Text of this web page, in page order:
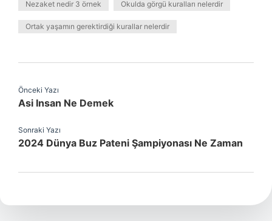
Nezaket nedir 3 örnek Okulda görgü kuralları nelerdir
Ortak yaşamın gerektirdiği kurallar nelerdir
Önceki Yazı
Asi Insan Ne Demek
Sonraki Yazı
2024 Dünya Buz Pateni Şampiyonası Ne Zaman